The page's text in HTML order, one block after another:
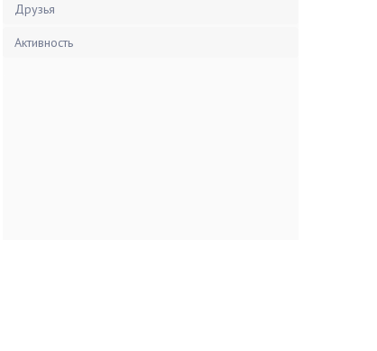
Друзья
Активность